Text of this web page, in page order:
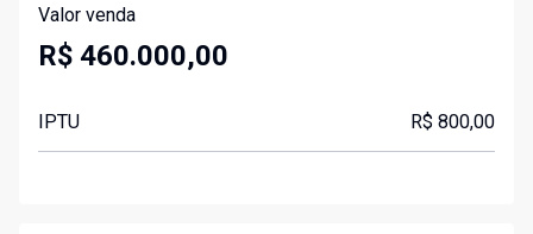
Valor venda
R$ 460.000,00
IPTU R$ 800,00